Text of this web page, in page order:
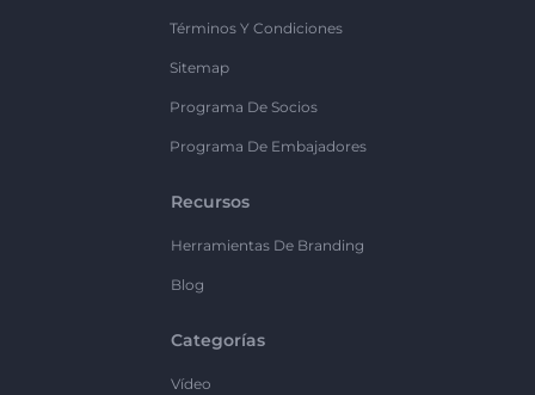
Términos Y Condiciones
Sitemap
Programa De Socios
Programa De Embajadores
Recursos
Herramientas De Branding
Blog
Categorías
Vídeo